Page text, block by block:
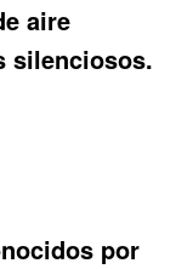
aire
silenciosos.
por